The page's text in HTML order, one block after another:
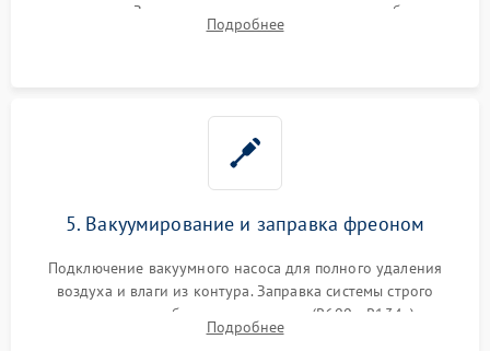
осушителя. Замена изношенных вентиляторов обдува,
сломанных заслонок или поврежденных дверных петель.
Подробнее
5. Вакуумирование и заправка фреоном
Подключение вакуумного насоса для полного удаления
воздуха и влаги из контура. Заправка системы строго
дозированным объемом хладагента (R600a, R134a) по
электронным весам. Контроль рабочего давления в системе.
Подробнее